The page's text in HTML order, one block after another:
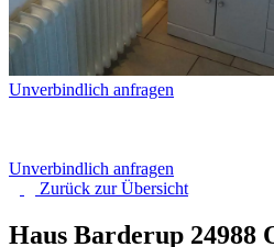
Unverbindlich anfragen
Unverbindlich anfragen
Zurück zurÜbersicht
Haus Barderup 24988